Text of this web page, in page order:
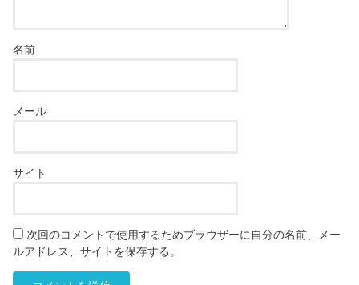
名前
メール
サイト
次回のコメントで使用するためブラウザーに自分の名前、メー
ルアドレス、サイトを保存する。